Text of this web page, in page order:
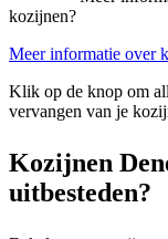
kozijnen?
Meer informatie over
Klik op de knop om
vervangen van je
Kozijnen
uitbesteden?